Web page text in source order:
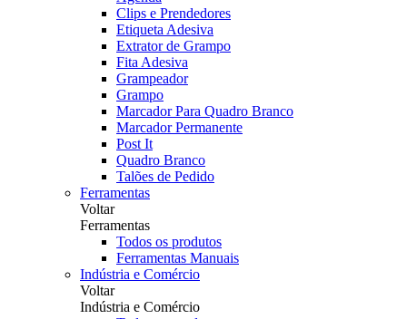
Clips e Prendedores
Etiqueta Adesiva
Extrator de Grampo
Fita Adesiva
Grampeador
Grampo
Marcador Para Quadro Branco
Marcador Permanente
Post It
Quadro Branco
Talões de Pedido
Ferramentas
Voltar
Ferramentas
Todos os produtos
Ferramentas Manuais
Indústria e Comércio
Voltar
Indústria e Comércio